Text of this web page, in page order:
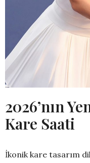
2026’nın
Kare Saati
İkonik kare tasarım